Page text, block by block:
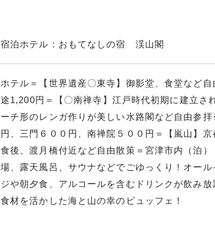
宿泊ホテル：おもてなしの宿 渓山閣
ホテル＝【世界遺産〇東寺】御影堂、食堂など
途1,200円＝【〇南禅寺】江戸時代初期に建立さ
ーチ形のレンガ作りが美しい水路閣など自由参
円、三門６００円、南禅院５００円＝【嵐山】
食後、渡月橋付近など自由散策＝宮津市内（泊
場、露天風呂、サウナなどでごゆっくり！オー
ジや朝夕食、アルコールを含むドリンクが飲み
食材を活かした海と山の幸のビュッフェ！